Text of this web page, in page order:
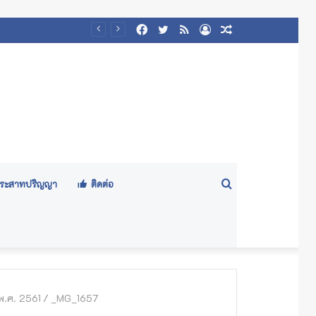
Log
RSS
Twitter
Facebook
ะสาทปริญญา ติดต่อ
ศ. 2561 / _MG_1657